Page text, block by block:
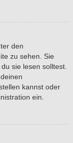
den
zu sehen. Sie
sie lesen solltest.
kannst oder
ein.